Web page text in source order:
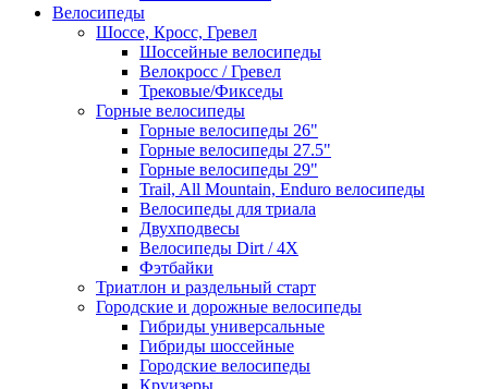
Велосипеды
Шоссе, Кросс, Гревел
Шоссейные велосипеды
Велокросс / Гревел
Трековые/Фикседы
Горные велосипеды
Горные велосипеды 26"
Горные велосипеды 27.5"
Горные велосипеды 29"
Trail, All Mountain, Enduro велосипеды
Велосипеды для триала
Двухподвесы
Велосипеды Dirt / 4X
Фэтбайки
Триатлон и раздельный старт
Городские и дорожные велосипеды
Гибриды универсальные
Гибриды шоссейные
Городские велосипеды
Круизеры